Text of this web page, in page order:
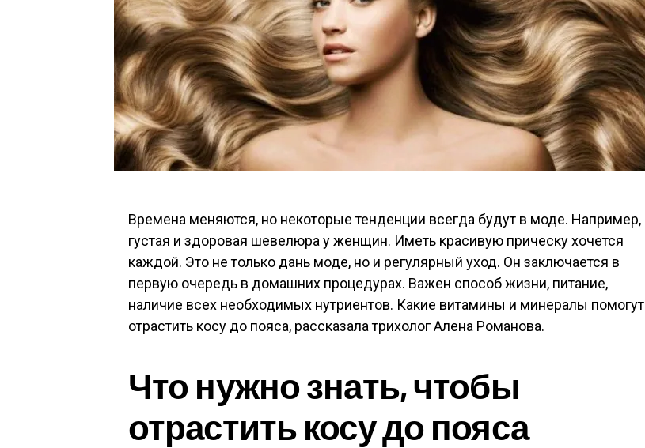
Времена меняются, но некоторые тенденции всегда будут в моде. Например,
густая и здоровая шевелюра у женщин. Иметь красивую прическу хочется
каждой. Это не только дань моде, но и регулярный уход. Он заключается в
первую очередь в домашних процедурах. Важен способ жизни, питание,
наличие всех необходимых нутриентов. Какие витамины и минералы помогут
отрастить косу до пояса, рассказала трихолог Алена Романова.
Что нужно знать, чтобы
отрастить косу до пояса